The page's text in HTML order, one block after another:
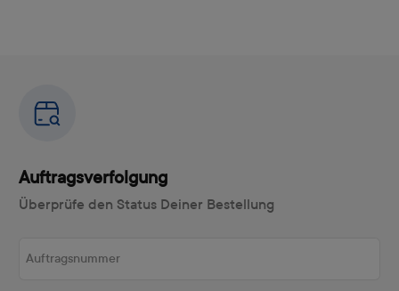
Auftragsverfolgung
Überprüfe den Status Deiner Bestellung